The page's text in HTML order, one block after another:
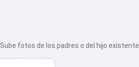
Sube fotos de los padres o del hijo existente